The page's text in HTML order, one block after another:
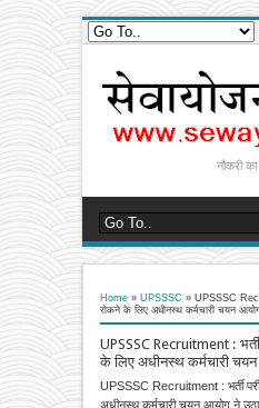
नौकरी का
Home » UPSSSC » UPSSSC
रोकने के लिए अधीनस्थ कर्मचारी चयन
UPSSSC Recruitment :
के लिए अधीनस्थ कर्मचारी
UPSSSC Recruitment : भर्ती
अधीनस्थ कर्मचारी चयन आयोग ने